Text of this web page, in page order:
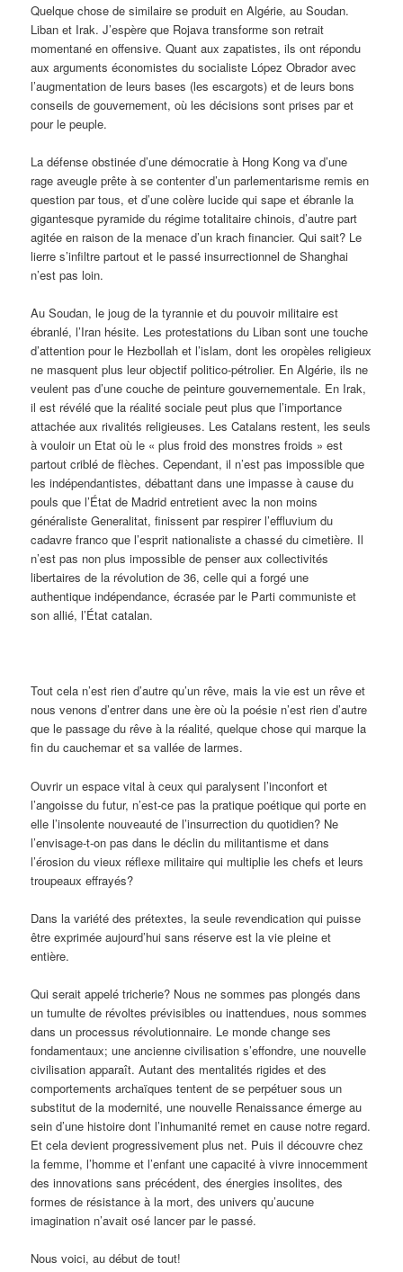
Quelque chose de similaire se produit en Algérie, au Soudan.
Liban et Irak. J’espère que Rojava transforme son retrait
momentané en offensive. Quant aux zapatistes, ils ont répondu
aux arguments économistes du socialiste López Obrador avec
l’augmentation de leurs bases (les escargots) et de leurs bons
conseils de gouvernement, où les décisions sont prises par et
pour le peuple.
La défense obstinée d’une démocratie à Hong Kong va d’une
rage aveugle prête à se contenter d’un parlementarisme remis en
question par tous, et d’une colère lucide qui sape et ébranle la
gigantesque pyramide du régime totalitaire chinois, d’autre part
agitée en raison de la menace d’un krach financier. Qui sait? Le
lierre s’infiltre partout et le passé insurrectionnel de Shanghai
n’est pas loin.
Au Soudan, le joug de la tyrannie et du pouvoir militaire est
ébranlé, l’Iran hésite. Les protestations du Liban sont une touche
d’attention pour le Hezbollah et l’islam, dont les oropèles religieux
ne masquent plus leur objectif politico-pétrolier. En Algérie, ils ne
veulent pas d’une couche de peinture gouvernementale. En Irak,
il est révélé que la réalité sociale peut plus que l’importance
attachée aux rivalités religieuses. Les Catalans restent, les seuls
à vouloir un Etat où le « plus froid des monstres froids » est
partout criblé de flèches. Cependant, il n’est pas impossible que
les indépendantistes, débattant dans une impasse à cause du
pouls que l’État de Madrid entretient avec la non moins
généraliste Generalitat, finissent par respirer l’effluvium du
cadavre franco que l’esprit nationaliste a chassé du cimetière. Il
n’est pas non plus impossible de penser aux collectivités
libertaires de la révolution de 36, celle qui a forgé une
authentique indépendance, écrasée par le Parti communiste et
son allié, l’État catalan.
Tout cela n’est rien d’autre qu’un rêve, mais la vie est un rêve et
nous venons d’entrer dans une ère où la poésie n’est rien d’autre
que le passage du rêve à la réalité, quelque chose qui marque la
fin du cauchemar et sa vallée de larmes.
Ouvrir un espace vital à ceux qui paralysent l’inconfort et
l’angoisse du futur, n’est-ce pas la pratique poétique qui porte en
elle l’insolente nouveauté de l’insurrection du quotidien? Ne
l’envisage-t-on pas dans le déclin du militantisme et dans
l’érosion du vieux réflexe militaire qui multiplie les chefs et leurs
troupeaux effrayés?
Dans la variété des prétextes, la seule revendication qui puisse
être exprimée aujourd’hui sans réserve est la vie pleine et
entière.
Qui serait appelé tricherie? Nous ne sommes pas plongés dans
un tumulte de révoltes prévisibles ou inattendues, nous sommes
dans un processus révolutionnaire. Le monde change ses
fondamentaux; une ancienne civilisation s’effondre, une nouvelle
civilisation apparaît. Autant des mentalités rigides et des
comportements archaïques tentent de se perpétuer sous un
substitut de la modernité, une nouvelle Renaissance émerge au
sein d’une histoire dont l’inhumanité remet en cause notre regard.
Et cela devient progressivement plus net. Puis il découvre chez
la femme, l’homme et l’enfant une capacité à vivre innocemment
des innovations sans précédent, des énergies insolites, des
formes de résistance à la mort, des univers qu’aucune
imagination n’avait osé lancer par le passé.
Nous voici, au début de tout!